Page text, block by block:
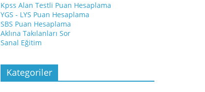
Kpss Alan Testli Puan Hesaplama
YGS - LYS Puan Hesaplama
SBS Puan Hesaplama
Aklına Takılanları Sor
Sanal Eğitim
Kategoriler